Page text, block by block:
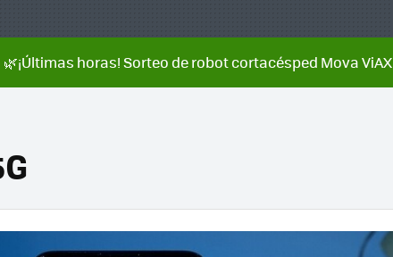
🌿¡Últimas horas! Sorteo de robot cortacésped Mova ViAX